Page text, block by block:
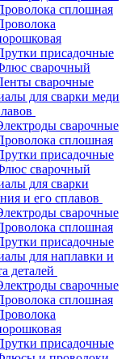
сплошная
присадочные
сварочный
сварочные
для сварки меди
сварочные
сплошная
присадочные
сварочный
для сварки
и его сплавов
сварочные
сплошная
присадочные
для наплавки и
деталей
сварочные
сплошная
присадочные